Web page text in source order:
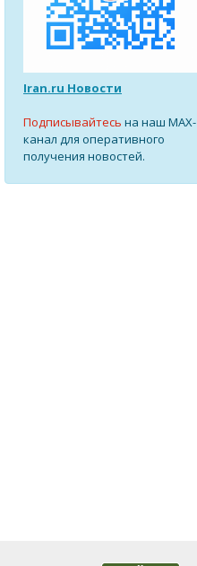
Iran.ru Новости
Подписывайтесь на наш MAX-
канал для оперативного
получения новостей.